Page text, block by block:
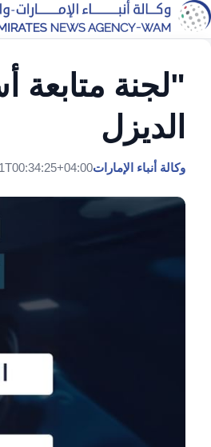
"لجنة متابعة
الديزل
وكالة أنباء الإمارات